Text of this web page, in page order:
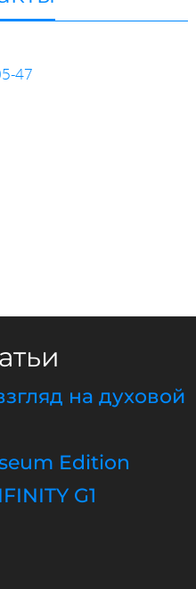
47
на духовой
Edition
G1